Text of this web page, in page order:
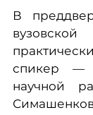
В
спикер —
научной